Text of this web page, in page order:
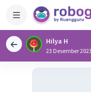
Hilya H
23 Desember